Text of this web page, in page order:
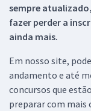
sempre
fazer perder a
ainda mais.
Em nosso site,
andamento e até
concursos que
preparar com mais